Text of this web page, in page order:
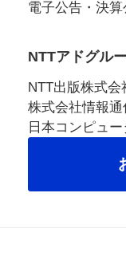
電子公告・決算
NTTアドグル
NTT出版株式会
株式会社情報
日本コンピュ